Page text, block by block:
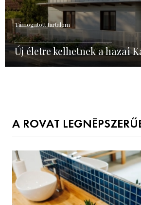
Támogatott tartalom
Új életre kelhetnek a hazai
A ROVAT